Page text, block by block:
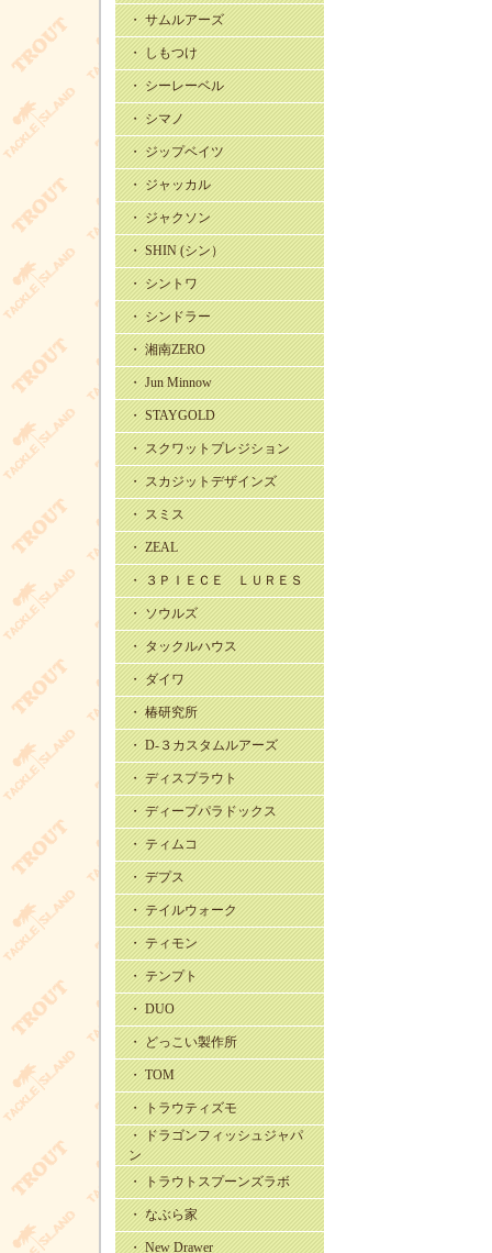
・ サムルアーズ
・ しもつけ
・ シーレーベル
・ シマノ
・ ジップベイツ
・ ジャッカル
・ ジャクソン
・ SHIN (シン）
・ シントワ
・ シンドラー
・ 湘南ZERO
・ Jun Minnow
・ STAYGOLD
・ スクワットプレジション
・ スカジットデザインズ
・ スミス
・ ZEAL
・ ３ＰＩＥＣＥ ＬＵＲＥＳ
・ ソウルズ
・ タックルハウス
・ ダイワ
・ 椿研究所
・ D-３カスタムルアーズ
・ ディスプラウト
・ ディープパラドックス
・ ティムコ
・ デプス
・ テイルウォーク
・ ティモン
・ テンプト
・ DUO
・ どっこい製作所
・ TOM
・ トラウティズモ
・ ドラゴンフィッシュジャパ
ン
・ トラウトスプーンズラボ
・ なぶら家
・ New Drawer